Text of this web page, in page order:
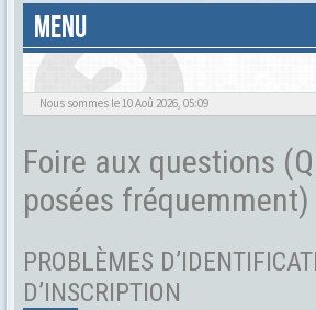
MENU
Foire aux questions
Nous sommes le 10 Aoû 2026, 05:09
Foire aux questions
posées fréquemment)
PROBLÈMES
D’INSCRIPTION